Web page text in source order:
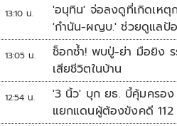
13:10 น.
'อนุทิน' จ่อลงดูที่เกิดเหตุ
'กำนัน-ผญบ.' ช่วยดูแลป้
13:05 น.
ช็อกซ้ำ! พบปู่-ย่า มือยิง ร
เสียชีวิตในบ้าน
12:54 น.
'3 นิ้ว' บุก ยธ. บี้คุ้มครอง
แยกแดนผู้ต้องขังคดี 112